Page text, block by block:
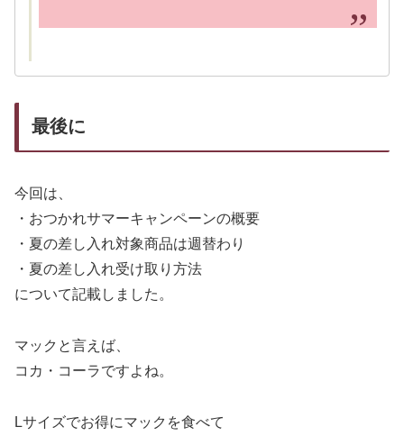
最後に
今回は、
・おつかれサマーキャンペーンの概要
・夏の差し入れ対象商品は週替わり
・夏の差し入れ受け取り方法
について記載しました。
マックと言えば、
コカ・コーラですよね。
Lサイズでお得にマックを食べて